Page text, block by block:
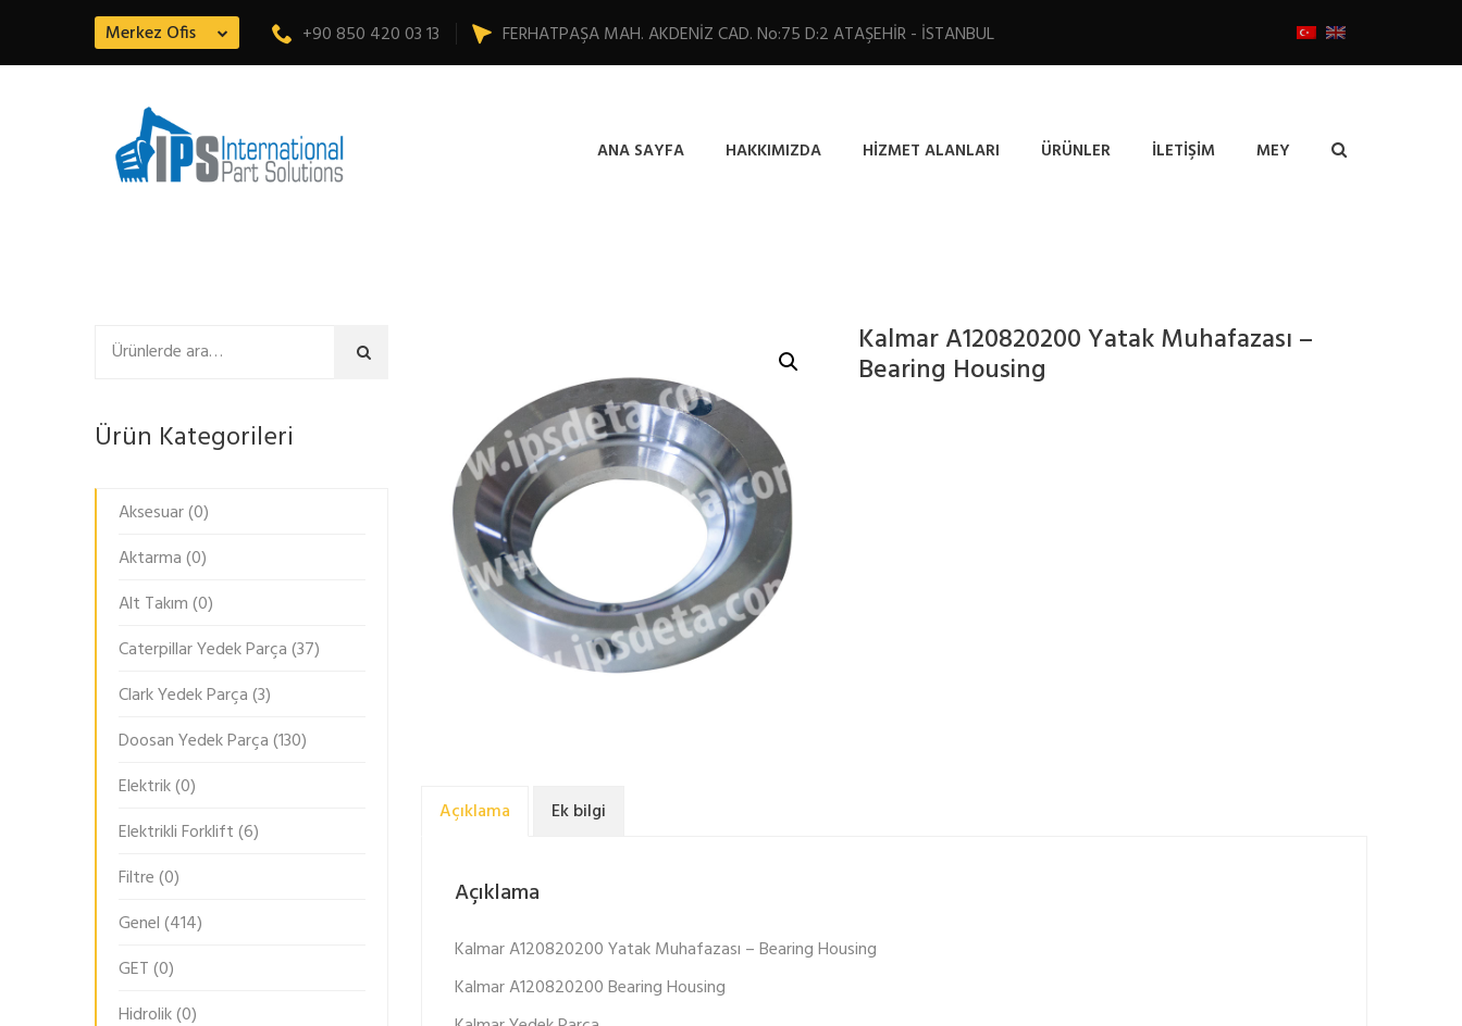
Merkez Ofis +90 850 420 03 13 FERHATPAŞA MAH. AKDENİZ CAD. No:75 D:2 ATAŞEHİR - İSTANBUL
ANA SAYFA HAKKIMIZDA HIZMET ALANLARI ÜRÜNLER İLETIŞIM MEY
Kalmar A120820200 Yatak Muhafazası –
Bearing Housing
Açıklama Ek bilgi
Açıklama
Kalmar A120820200 Yatak Muhafazası – Bearing Housing
Kalmar A120820200 Bearing Housing
Ara
Ürün Kategorileri
Aksesuar(0)
Aktarma(0)
Alt Takım(0)
Caterpillar Yedek Parça(37)
Clark Yedek Parça(3)
Doosan Yedek Parça(130)
Elektrik(0)
Elektrikli Forklift(6)
Filtre(0)
Genel(414)
GET(0)
Hidrolik(0)